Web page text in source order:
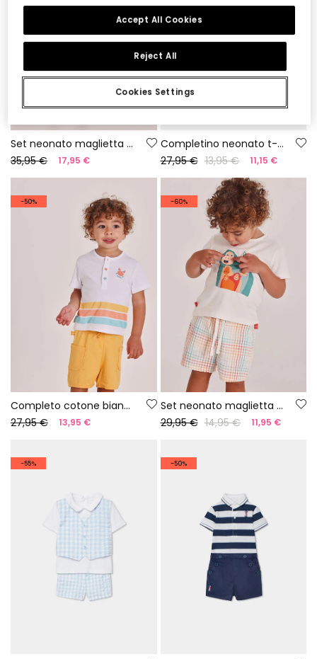
Set neonato maglietta e salopette in cotone stampato
35,95 €
17,95 €
Completino neonato t-shirt cotone bianco
27,95 € 13,95 € 11,15 €
-50%
Completo cotone bianco per bebè
27,95 €
13,95 €
-60%
Set neonato maglietta cotone bianco
29,95 € 14,95 € 11,95 €
-55% -50%
Cookies Settings
Reject All
Accept All Cookies